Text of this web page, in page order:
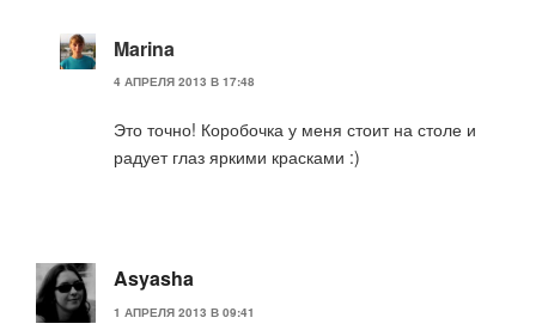
Marina
4 АПРЕЛЯ 2013 В 17:48
Это точно! Коробочка у меня стоит на столе и
радует глаз яркими красками :)
Asyasha
1 АПРЕЛЯ 2013 В 09:41